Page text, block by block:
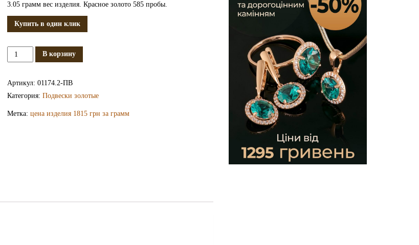
3.05 грамм вес изделия. Красное золото 585 пробы.
Купить в один клик
Количество
Золотая
В корзину
Артикул: 01174.2-ПВ
Категория: Подвески золотые
Метка: цена изделия 1815 грн за грамм